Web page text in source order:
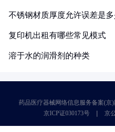
不锈钢材质厚度允许误差是
复印机出租有哪些常见模式
溶于水的润滑剂的种类
药品医疗器械网络信息服务备案(京
京ICP证030173号
京